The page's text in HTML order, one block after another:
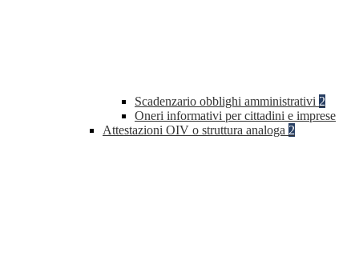
Scadenzario obblighi amministrativi 2
Oneri informativi per cittadini e imprese
Attestazioni OIV o struttura analoga 2